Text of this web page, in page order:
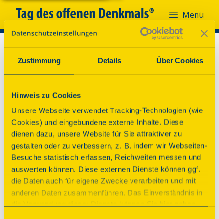
Zustimmung Details Über Cookies
Hinweis zu Cookies
Unsere Webseite verwendet Tracking-Technologien (wie
Cookies) und eingebundene externe Inhalte. Diese
dienen dazu, unsere Website für Sie attraktiver zu
gestalten oder zu verbessern, z. B. indem wir Webseiten-
Besuche statistisch erfassen, Reichweiten messen und
auswerten können. Diese externen Dienste können ggf.
die Daten auch für eigene Zwecke verarbeiten und mit
anderen Daten zusammenführen. Das Einverständnis in
die Verwendung dieser Dienste können Sie hier geben.
Menü
Oh nein!